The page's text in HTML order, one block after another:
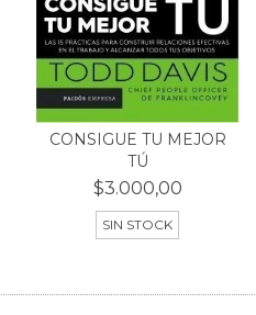
CONSIGUE TU MEJOR
TÚ
$3.000,00
SIN STOCK